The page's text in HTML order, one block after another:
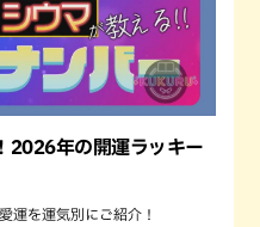
2026年の開運ラッキー
運を運気別にご紹介！